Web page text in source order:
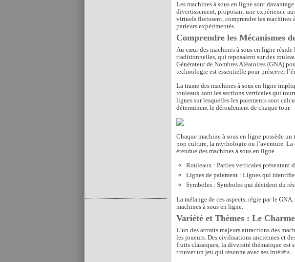
Les machines à sous en ligne sont
divertissement, proposant une expérience
virtuels florissent, comprendre les machines
parieurs expérimentés.
Comprendre les Mécanismes
Au cœur des machines à sous en ligne
traditionnelles, qui reposaient sur des
Générateur de Nombres Aléatoires (GNA)
technologie est essentielle pour préserver
La trame des machines à sous en ligne
rouleaux sont les sections verticales qui
lignes sur lesquelles les paiements sont
déterminent le déroulement de chaque tour.
Chaque machine à sous en ligne possède
pop culture, la mythologie ou l’aventure.
étendue des machines à sous en ligne.
Rouleaux : Parties verticales présentant
Lignes de paiement : Lignes qui
Symboles : Symboles qui décident du
La mélange de ces aspects, régie par le
machines à sous en ligne.
Variété et Thèmes : Le
L’un des attraits majeurs attractions des
les joueurs. Des civilisations anciennes et
fruits classiques, la diversité thématique est
trouver un jeu qui résonne avec ses intérêts.